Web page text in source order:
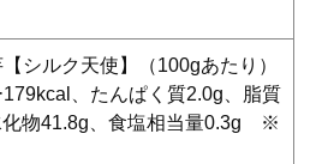
シルク天使】（100gあたり）
、たんぱく質2.0g、脂質
化物41.8g、食塩相当量0.3g ※